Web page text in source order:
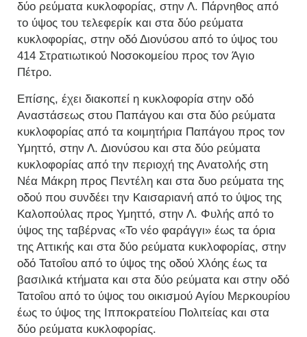
δύο ρεύματα κυκλοφορίας, στην Λ. Πάρνηθος από
το ύψος του τελεφερίκ και στα δύο ρεύματα
κυκλοφορίας, στην οδό Διονύσου από το ύψος του
414 Στρατιωτικού Νοσοκομείου προς τον Άγιο
Πέτρο.
Επίσης, έχει διακοπεί η κυκλοφορία στην οδό
Αναστάσεως στου Παπάγου και στα δύο ρεύματα
κυκλοφορίας από τα κοιμητήρια Παπάγου προς τον
Υμηττό, στην Λ. Διονύσου και στα δύο ρεύματα
κυκλοφορίας από την περιοχή της Ανατολής στη
Νέα Μάκρη προς Πεντέλη και στα δυο ρεύματα της
οδού που συνδέει την Καισαριανή από το ύψος της
Καλοπούλας προς Υμηττό, στην Λ. Φυλής από το
ύψος της ταβέρνας «Το νέο φαράγγι» έως τα όρια
της Αττικής και στα δύο ρεύματα κυκλοφορίας, στην
οδό Τατοΐου από το ύψος της οδού Χλόης έως τα
βασιλικά κτήματα και στα δύο ρεύματα και στην οδό
Τατοΐου από το ύψος του οικισμού Αγίου Μερκουρίου
έως το ύψος της Ιπποκρατείου Πολιτείας και στα
δύο ρεύματα κυκλοφορίας.